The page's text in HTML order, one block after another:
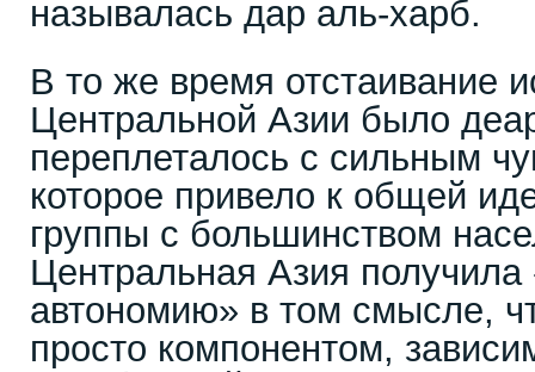
называлась дар аль-харб.
В то же время отстаивание
Центральной Азии было
переплеталось с сильным
которое привело к общей
группы с большинством
Центральная Азия
автономию» в том смысле,
просто компонентом,